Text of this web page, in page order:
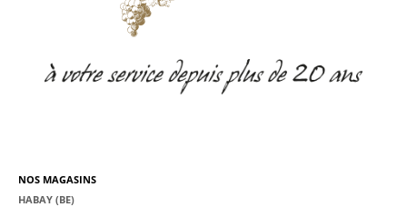
NOS MAGASINS
HABAY (BE)